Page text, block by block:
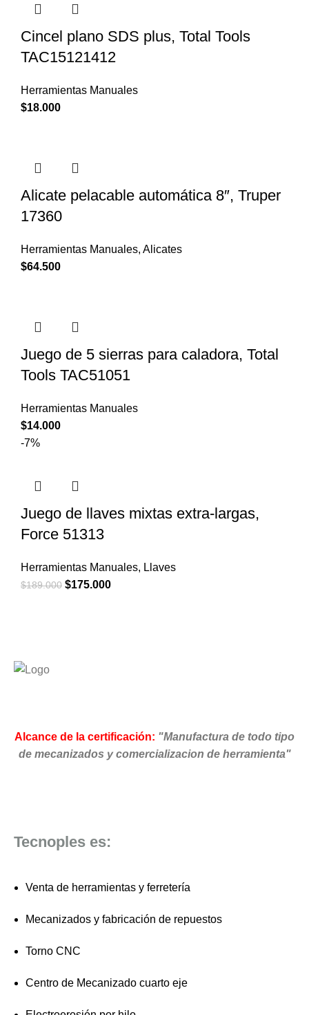
Cincel plano SDS plus, Total Tools
TAC15121412
Herramientas Manuales
$18.000
Alicate pelacable automática 8″, Truper
17360
Herramientas Manuales, Alicates
$64.500
Juego de 5 sierras para caladora, Total
Tools TAC51051
Herramientas Manuales
$14.000
-7%
Juego de llaves mixtas extra-largas,
Force 51313
Herramientas Manuales, Llaves
$189.000 El
$175.000El
Alcance de la certificación: "Manufactura de todo tipo
de mecanizados y comercializacion de herramienta"
Tecnoples es:
Venta de herramientas y ferretería
Mecanizados y fabricación de repuestos
Torno CNC
Centro de Mecanizado cuarto eje